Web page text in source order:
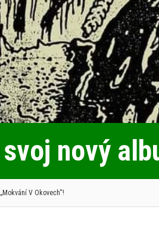
nový
V Okovech“!